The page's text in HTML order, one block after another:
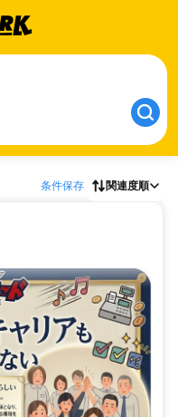
条件保存 関連度順